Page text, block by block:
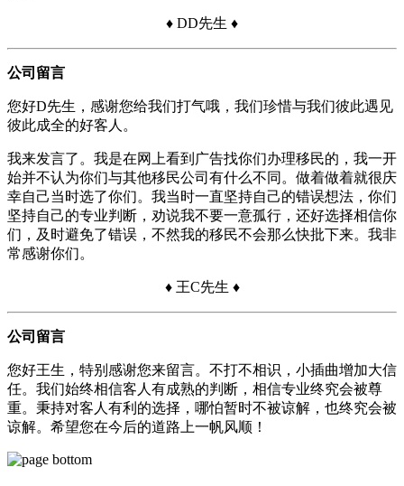
♦ DD先生 ♦
公司留言
您好D先生，感谢您给我们打气哦，我们珍惜与我们彼此遇见
彼此成全的好客人。
我来发言了。我是在网上看到广告找你们办理移民的，我一开
始并不认为你们与其他移民公司有什么不同。做着做着就很庆
幸自己当时选了你们。我当时一直坚持自己的错误想法，你们
坚持自己的专业判断，劝说我不要一意孤行，还好选择相信你
们，及时避免了错误，不然我的移民不会那么快批下来。我非
常感谢你们。
♦ 王C先生 ♦
公司留言
您好王生，特别感谢您来留言。不打不相识，小插曲增加大信
任。我们始终相信客人有成熟的判断，相信专业终究会被尊
重。秉持对客人有利的选择，哪怕暂时不被谅解，也终究会被
谅解。希望您在今后的道路上一帆风顺！